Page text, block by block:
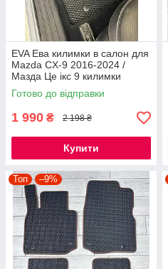
EVA Ева килимки в салон для
Mazda CX-9 2016-2024 /
Мазда Це ікс 9 килимки
Готово до відправки
1 990 ₴ 2 198 ₴
Купити
Топ –9%